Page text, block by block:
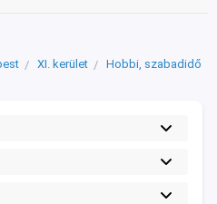
XI. kerület
Hobbi, szabadidő